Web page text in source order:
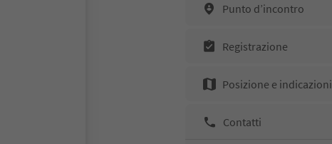
Punto d’incontro
Registrazione
Posizione e indicazioni
Contatti